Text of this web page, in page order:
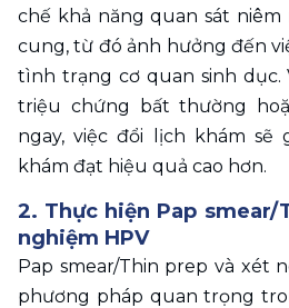
chế khả năng quan sát niêm
cung, từ đó ảnh hưởng đến
tình trạng cơ quan sinh dục.
triệu chứng bất thường
ngay, việc đổi lịch khám
khám đạt hiệu quả cao hơn.
2. Thực hiện Pap
nghiệm HPV
Pap smear/Thin prep và xét
phương pháp quan trọng